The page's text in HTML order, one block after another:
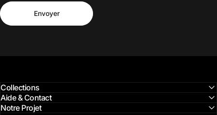
Envoyer
Envoyer
Collections
Aide & Contact
Notre Projet